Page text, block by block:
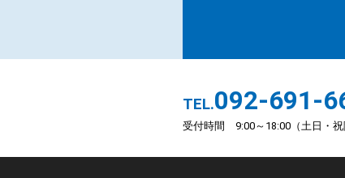
TEL.092-691-
受付時間 9:00～18:00（土日・祝